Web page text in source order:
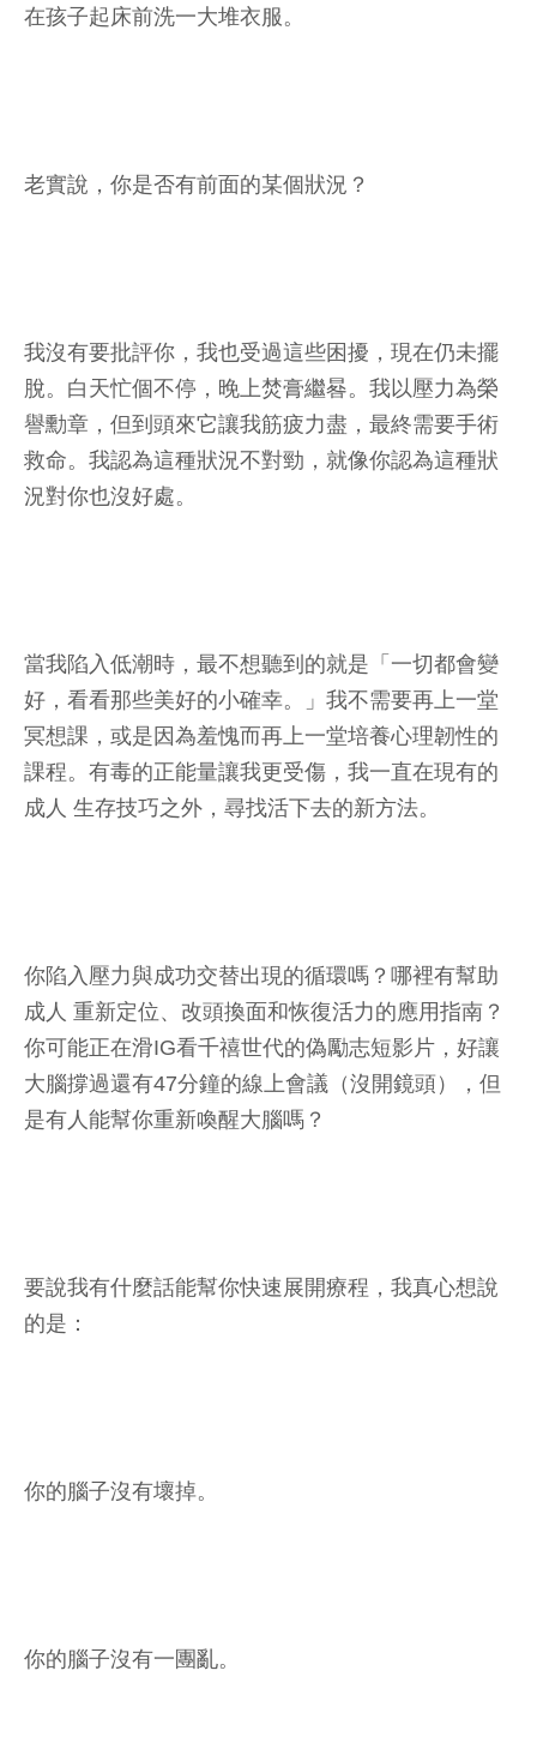
在孩子起床前洗一大堆衣服。
老實說，你是否有前面的某個狀況？
我沒有要批評你，我也受過這些困擾，現在仍未擺
脫。白天忙個不停，晚上焚膏繼晷。我以壓力為榮
譽勳章，但到頭來它讓我筋疲力盡，最終需要手術
救命。我認為這種狀況不對勁，就像你認為這種狀
況對你也沒好處。
當我陷入低潮時，最不想聽到的就是「一切都會變
好，看看那些美好的小確幸。」我不需要再上一堂
冥想課，或是因為羞愧而再上一堂培養心理韌性的
課程。有毒的正能量讓我更受傷，我一直在現有的
成人 生存技巧之外，尋找活下去的新方法。
你陷入壓力與成功交替出現的循環嗎？哪裡有幫助
成人 重新定位、改頭換面和恢復活力的應用指南？
你可能正在滑IG看千禧世代的偽勵志短影片，好讓
大腦撐過還有47分鐘的線上會議（沒開鏡頭），但
是有人能幫你重新喚醒大腦嗎？
要說我有什麼話能幫你快速展開療程，我真心想說
的是：
你的腦子沒有壞掉。
你的腦子沒有一團亂。